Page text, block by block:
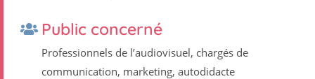
Public concerné
Professionnels de l’audiovisuel, chargés de
communication, marketing, autodidacte